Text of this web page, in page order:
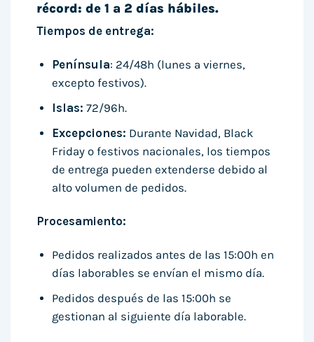
récord: de 1 a 2 días hábiles.
Tiempos de entrega:
Península: 24/48h (lunes a viernes,
excepto festivos).
Islas: 72/96h.
Excepciones: Durante Navidad, Black
Friday o festivos nacionales, los tiempos
de entrega pueden extenderse debido al
alto volumen de pedidos.
Procesamiento:
Pedidos realizados antes de las 15:00h en
días laborables se envían el mismo día.
Pedidos después de las 15:00h se
gestionan al siguiente día laborable.